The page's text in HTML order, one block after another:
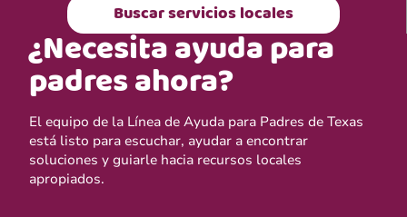
Buscar servicios locales
¿Necesita ayuda para
padres ahora?
El equipo de la Línea de Ayuda para Padres de Texas
está listo para escuchar, ayudar a encontrar
soluciones y guiarle hacia recursos locales
apropiados.